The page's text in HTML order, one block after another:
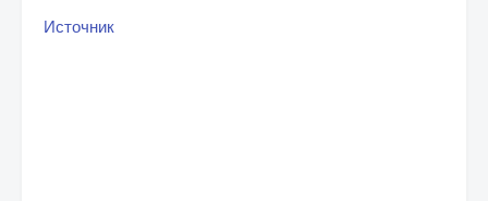
Источник